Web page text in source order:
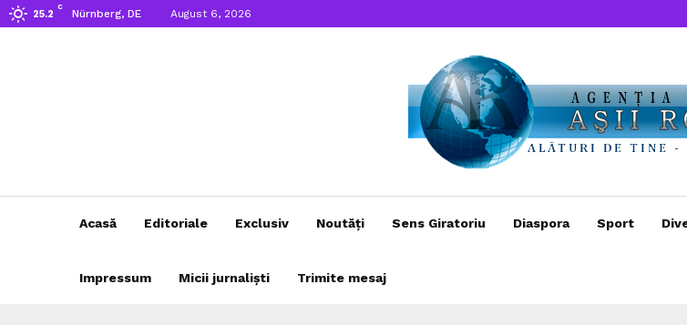
25.2
C
Nürnberg, DE August 6, 2026
Acasă Editoriale Exclusiv Noutăți Sens Giratoriu Diaspora Sport
Impressum Micii jurnaliști Trimite mesaj